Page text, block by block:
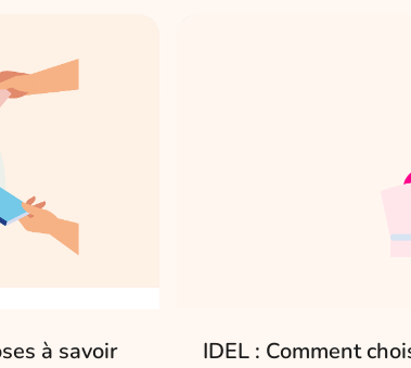
à savoir IDEL : Comment